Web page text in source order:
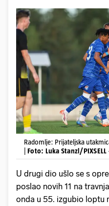
Radomlje: Prijateljska
Foto: Luka Stanzl/PIXSELL -
U drugi dio ušlo se s
poslao novih 11 na
onda u 55. izgubio loptu